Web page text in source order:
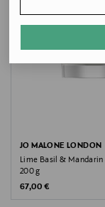
Hoito-ohjeet
Älä jätä palavaa
lasten ja
Korkeus
4.78 cm
JO MALONE LONDON
Lime Basil &
200 g
Original Price
67,00 €